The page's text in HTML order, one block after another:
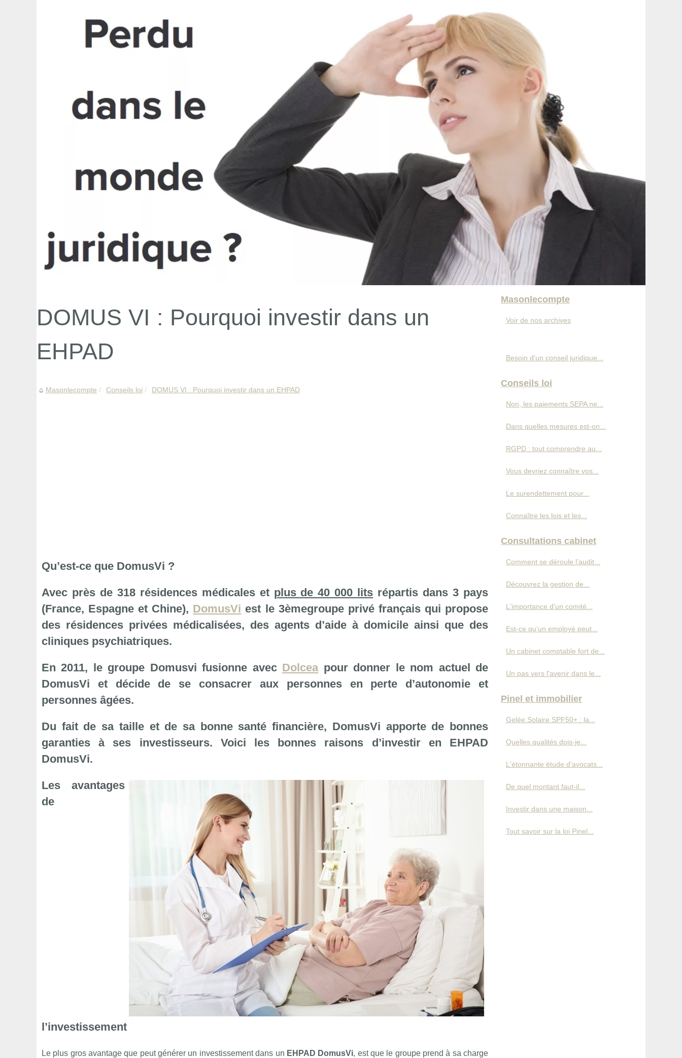
DOMUS VI : Pourquoi investir dans un
EHPAD
Masonlecompte Conseils loi DOMUS VI : Pourquoi investir dans un EHPAD
Qu’est-ce que DomusVi ?
Avec près de 318 résidences médicales et plus de 40 000 lits répartis dans 3 pays
(France, Espagne et Chine), DomusVi est le 3èmegroupe privé français qui propose
des résidences privées médicalisées, des agents d’aide à domicile ainsi que des
cliniques psychiatriques.
En 2011, le groupe Domusvi fusionne avec Dolceapour donner le nom actuel de
DomusVi et décide de se consacrer aux personnes en perte d’autonomie et
personnes âgées.
Du fait de sa taille et de sa bonne santé financière, DomusVi apporte de bonnes
garanties à ses investisseurs. Voici les bonnes raisons d’investir en EHPAD
DomusVi.
Les avantages
de
l’investissement
Le plus gros avantage que peut générer un investissement dans un EHPAD DomusVi, est que le groupe prend à sa charge
Masonlecompte
Voir de nos archives
Besoin d'un conseil juridique...
Conseils loi
Non, les paiements SEPA ne...
Dans quelles mesures est-on...
RGPD : tout comprendre au...
Vous devriez connaître vos...
Le surendettement pour...
Connaître les lois et les...
Consultations cabinet
Comment se déroule l’audit...
Découvrez la gestion de...
L'importance d'un comité...
Est-ce qu’un employé peut...
Un cabinet comptable fort de...
Un pas vers l'avenir dans le...
Pinel et immobilier
Gelée Solaire SPF50+ : la...
Quelles qualités dois-je...
L'étonnante étude d'avocats...
De quel montant faut-il...
Investir dans une maison...
Tout savoir sur la loi Pinel...